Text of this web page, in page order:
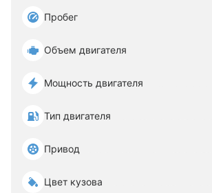
Пробег
Объем двигателя
Мощность двигателя
Тип двигателя
Привод
Цвет кузова